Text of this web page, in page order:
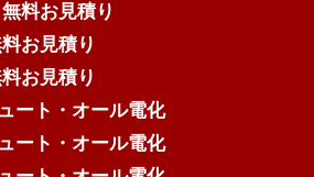
料お見積り
お見積り
お見積り
ート・オール電化
ート・オール電化